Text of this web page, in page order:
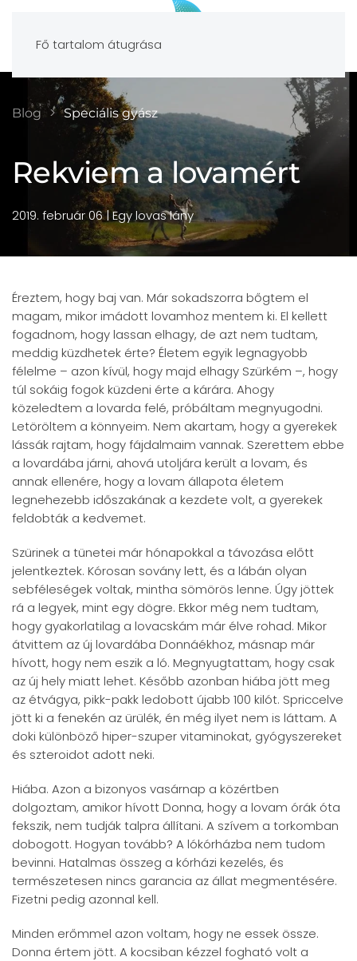
Fő tartalom átugrása
Blog Speciális gyász
Rekviem a lovamért
2019. február 06| Egy lovas lány
Éreztem, hogy baj van. Már sokadszorra bőgtem el
magam, mikor imádott lovamhoz mentem ki. El kellett
fogadnom, hogy lassan elhagy, de azt nem tudtam,
meddig küzdhetek érte? Életem egyik legnagyobb
félelme – azon kívül, hogy majd elhagy Szürkém –, hogy
túl sokáig fogok küzdeni érte a kárára. Ahogy
közeledtem a lovarda felé, próbáltam megnyugodni.
Letöröltem a könnyeim. Nem akartam, hogy a gyerekek
lássák rajtam, hogy fájdalmaim vannak. Szerettem ebbe
a lovardába járni, ahová utoljára került a lovam, és
annak ellenére, hogy a lovam állapota életem
legnehezebb időszakának a kezdete volt, a gyerekek
feldobták a kedvemet.
Szürinek a tünetei már hónapokkal a távozása előtt
jelentkeztek. Kórosan sovány lett, és a lábán olyan
sebféleségek voltak, mintha sömörös lenne. Úgy jöttek
rá a legyek, mint egy dögre. Ekkor még nem tudtam,
hogy gyakorlatilag a lovacskám már élve rohad. Mikor
átvittem az új lovardába Donnáékhoz, másnap már
hívott, hogy nem eszik a ló. Megnyugtattam, hogy csak
az új hely miatt lehet. Később azonban hiába jött meg
az étvágya, pikk-pakk ledobott újabb 100 kilót. Spriccelve
jött ki a fenekén az ürülék, én még ilyet nem is láttam. A
doki különböző hiper-szuper vitaminokat, gyógyszereket
és szteroidot adott neki.
Hiába. Azon a bizonyos vasárnap a közértben
dolgoztam, amikor hívott Donna, hogy a lovam órák óta
fekszik, nem tudják talpra állítani. A szívem a torkomban
dobogott. Hogyan tovább? A lókórházba nem tudom
bevinni. Hatalmas összeg a kórházi kezelés, és
természetesen nincs garancia az állat megmentésére.
Fizetni pedig azonnal kell.
Minden erőmmel azon voltam, hogy ne essek össze.
Donna értem jött. A kocsiban kézzel fogható volt a